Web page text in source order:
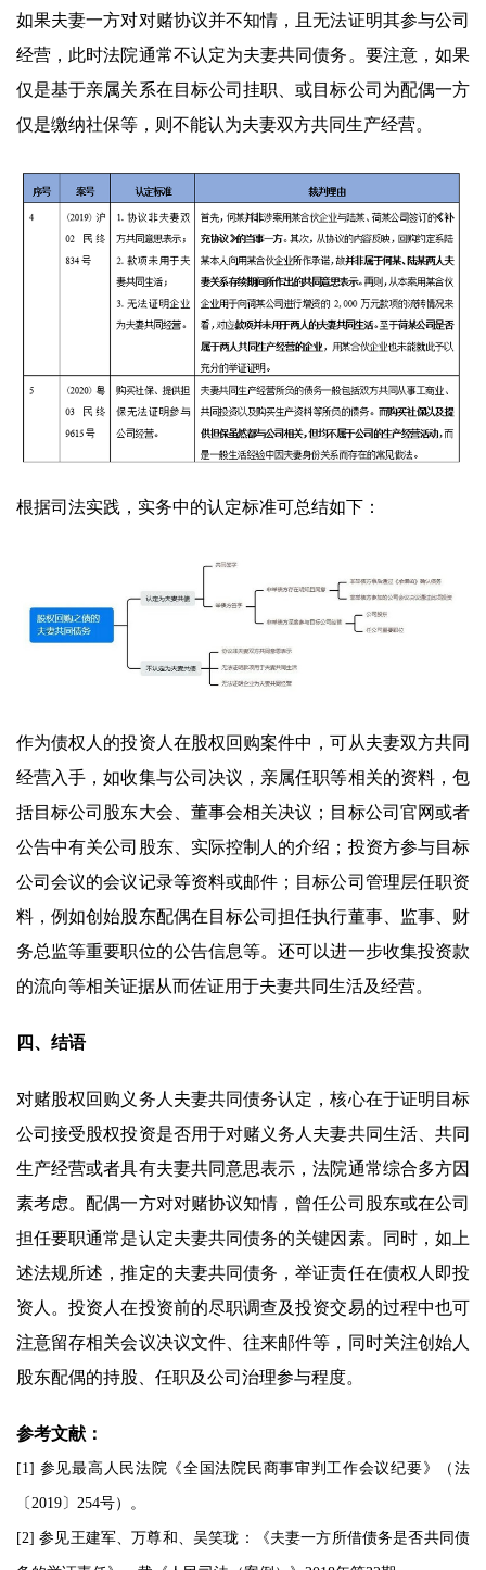
如果夫妻一方对对赌协议并不知情，且无法证明其参与公司
经营，此时法院通常不认定为夫妻共同债务。要注意，如果
仅是基于亲属关系在目标公司挂职、或目标公司为配偶一方
仅是缴纳社保等，则不能认为夫妻双方共同生产经营。
根据司法实践，实务中的认定标准可总结如下：
作为债权人的投资人在股权回购案件中，可从夫妻双方共同
经营入手，如收集与公司决议，亲属任职等相关的资料，包
括目标公司股东大会、董事会相关决议；目标公司官网或者
公告中有关公司股东、实际控制人的介绍；投资方参与目标
公司会议的会议记录等资料或邮件；目标公司管理层任职资
料，例如创始股东配偶在目标公司担任执行董事、监事、财
务总监等重要职位的公告信息等。还可以进一步收集投资款
的流向等相关证据从而佐证用于夫妻共同生活及经营。
四、结语
对赌股权回购义务人夫妻共同债务认定，核心在于证明目标
公司接受股权投资是否用于对赌义务人夫妻共同生活、共同
生产经营或者具有夫妻共同意思表示，法院通常综合多方因
素考虑。配偶一方对对赌协议知情，曾任公司股东或在公司
担任要职通常是认定夫妻共同债务的关键因素。同时，如上
述法规所述，推定的夫妻共同债务，举证责任在债权人即投
资人。投资人在投资前的尽职调查及投资交易的过程中也可
注意留存相关会议决议文件、往来邮件等，同时关注创始人
股东配偶的持股、任职及公司治理参与程度。
参考文献：
[1] 参见最高人民法院《全国法院民商事审判工作会议纪要》（法
〔2019〕254号）。
[2] 参见王建军、万尊和、吴笑珑：《夫妻一方所借债务是否共同债